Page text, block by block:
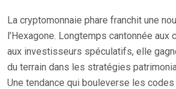
La cryptomonnaie phare franchit une
l’Hexagone. Longtemps cantonnée aux
aux investisseurs spéculatifs, elle
du terrain dans les stratégies
Une tendance qui bouleverse les